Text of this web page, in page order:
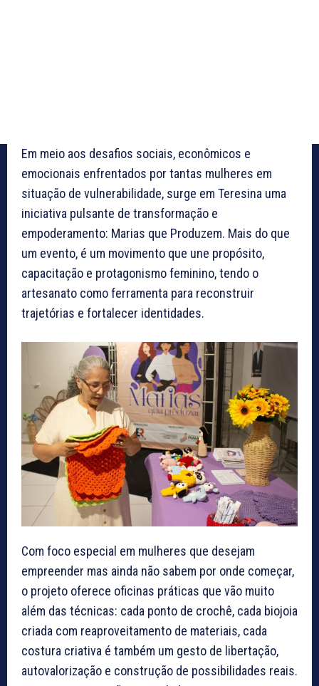
Em meio aos desafios sociais, econômicos e
emocionais enfrentados por tantas mulheres em
situação de vulnerabilidade, surge em Teresina uma
iniciativa pulsante de transformação e
empoderamento: Marias que Produzem. Mais do que
um evento, é um movimento que une propósito,
capacitação e protagonismo feminino, tendo o
artesanato como ferramenta para reconstruir
trajetórias e fortalecer identidades.
Com foco especial em mulheres que desejam
empreender mas ainda não sabem por onde começar,
o projeto oferece oficinas práticas que vão muito
além das técnicas: cada ponto de crochê, cada biojoia
criada com reaproveitamento de materiais, cada
costura criativa é também um gesto de libertação,
autovalorização e construção de possibilidades reais.